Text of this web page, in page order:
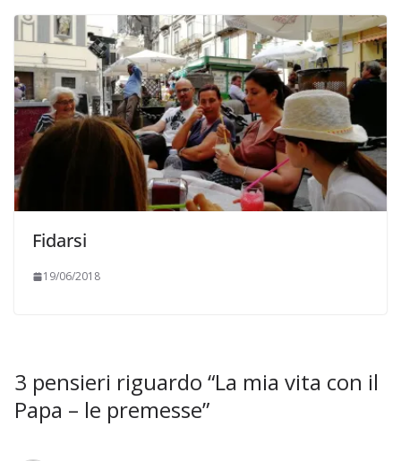
Fidarsi
19/06/2018
3 pensieri riguardo “La mia vita con il
Papa – le premesse”